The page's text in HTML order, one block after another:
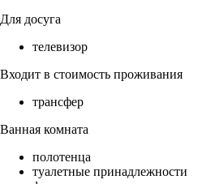
Для досуга
телевизор
Входит в стоимость проживания
трансфер
Ванная комната
полотенца
туалетные принадлежности